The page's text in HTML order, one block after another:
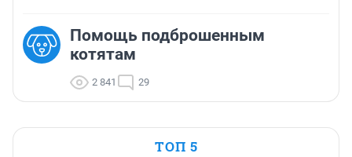
Помощь подброшенным
котятам
2 841 29
ТОП 5